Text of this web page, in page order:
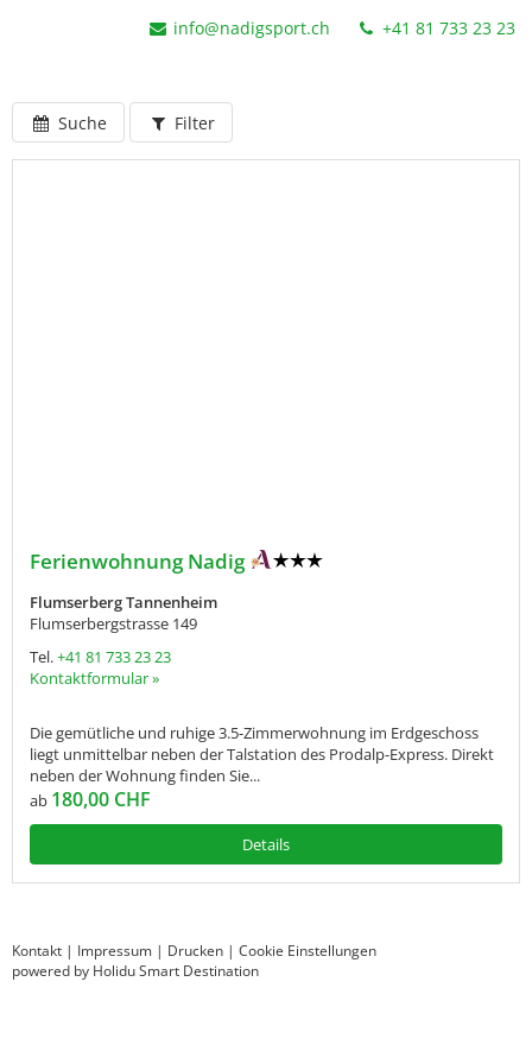
info@nadigsport.ch +41 81 733 23 23
Suche Filter
Ferienwohnung Nadig
Flumserberg Tannenheim
Flumserbergstrasse 149
Tel.+41 81 733 23 23
Kontaktformular »
Die gemütliche und ruhige 3.5-Zimmerwohnung im Erdgeschoss
liegt unmittelbar neben der Talstation des Prodalp-Express. Direkt
neben der Wohnung finden Sie...
ab 180,00 CHF
Details
Kontakt | Impressum | Drucken | Cookie Einstellungen
powered by Holidu Smart Destination